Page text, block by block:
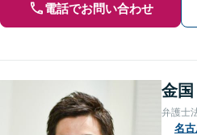
電話でお問い合わせ
金
弁護士
名